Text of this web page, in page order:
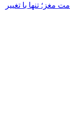
مغز؛ تنها با تغییر